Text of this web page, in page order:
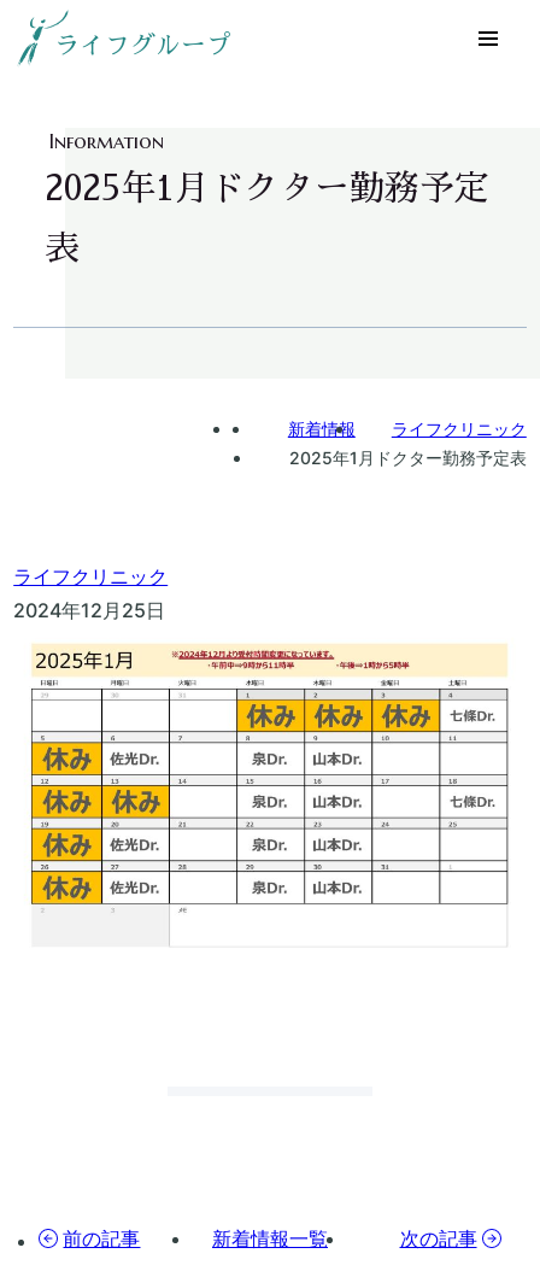
ライフグループ
Information
2025年1月ドクター勤務予定
表
Home新着情報
ライフクリニック
2025年1月ドクター勤務予定表
ライフクリニック
2024年12月25日
前の記事 新着情報一覧 次の記事